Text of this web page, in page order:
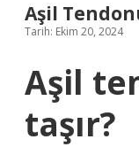
Aşil
Tarih: Ekim 20, 2024
Aşil
taşır?